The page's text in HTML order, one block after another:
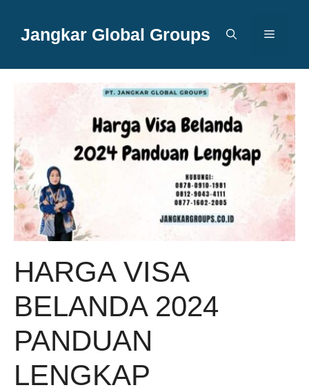
Jangkar Global Groups Menu
HARGA VISA
BELANDA 2024
PANDUAN
LENGKAP